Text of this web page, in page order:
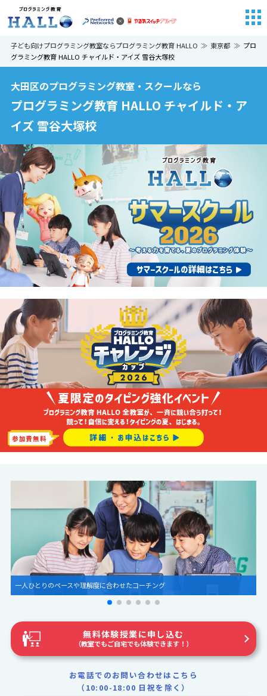
子ども向けプログラミング教室ならプログラミング教育 HALLO 東京都
プロ
グラミング教育 HALLO チャイルド・アイズ 雪谷大塚校
大田区のプログラミング教室・スクールなら
プログラミング教育 HALLO チャイルド・ア
イズ 雪谷大塚校
圧倒的な世界観とグラフィック
無料体験授業に申し込む
（教室でもご自宅でも体験できます！）
お電話でのお問い合わせはこちら
（10:00-18:00 日祝を除く）